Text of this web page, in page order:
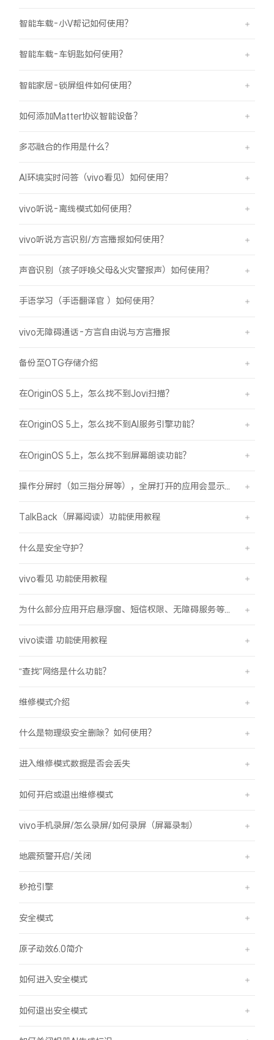
智能车载-小V帮记如何使用？
智能车载-车钥匙如何使用？
智能家居-锁屏组件如何使用？
如何添加Matter协议智能设备？
多芯融合的作用是什么？
AI环境实时问答（vivo看见）如何使用？
vivo听说-离线模式如何使用？
vivo听说方言识别/方言播报如何使用？
声音识别（孩子呼唤父母&火灾警报声）如何使用？
手语学习（手语翻译官 ）如何使用？
vivo无障碍通话-方言自由说与方言播报
备份至OTG存储介绍
在OriginOS 5上，怎么找不到Jovi扫描？
在OriginOS 5上，怎么找不到AI服务引擎功能？
在OriginOS 5上，怎么找不到屏幕朗读功能？
TalkBack（屏幕阅读）功能使用教程
什么是安全守护？
vivo看见 功能使用教程
vivo读谱 功能使用教程
“查找”网络是什么功能？
维修模式介绍
什么是物理级安全删除？如何使用？
进入维修模式数据是否会丢失
如何开启或退出维修模式
vivo手机录屏/怎么录屏/如何录屏（屏幕录制）
地震预警开启/关闭
秒抢引擎
安全模式
原子动效6.0简介
如何进入安全模式
如何退出安全模式